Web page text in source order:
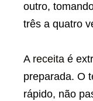
outro,
três a quatro
A receita é
preparada. O
rápido, não